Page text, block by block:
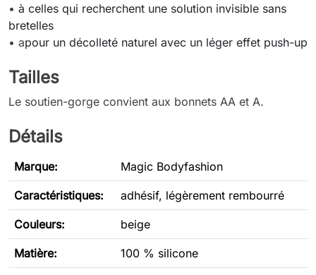
• à celles qui recherchent une solution invisible sans
bretelles
• apour un décolleté naturel avec un léger effet push-up
Tailles
Le soutien-gorge convient aux bonnets AA et A.
Détails
Marque: Magic Bodyfashion
Caractéristiques: adhésif, légèrement rembourré
Couleurs: beige
Matière: 100 % silicone